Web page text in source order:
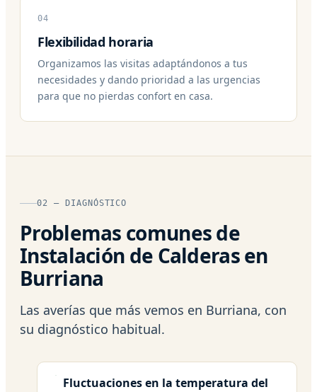
04
Flexibilidad horaria
Organizamos las visitas adaptándonos a tus
necesidades y dando prioridad a las urgencias
para que no pierdas confort en casa.
02 — DIAGNÓSTICO
Problemas comunes de
Instalación de Calderas en
Burriana
Las averías que más vemos en Burriana, con
su diagnóstico habitual.
Fluctuaciones en la temperatura del